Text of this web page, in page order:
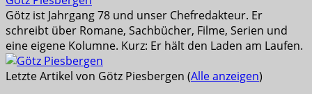
Götz ist Jahrgang 78 und unser Chefredakteur. Er
schreibt über Romane, Sachbücher, Filme, Serien und
eine eigene Kolumne. Kurz: Er hält den Laden am Laufen.
Letzte Artikel von Götz Piesbergen (Alle anzeigen)